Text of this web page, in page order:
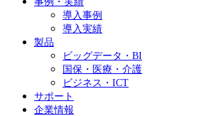
導入事例
導入実績
製品
ビッグデータ・BI
国保・医療・介護
ビジネス・ICT
サポート
企業情報